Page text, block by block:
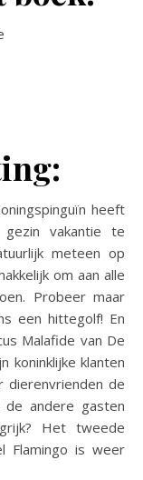
heeft
vakantie te
meteen op
om aan alle
Probeer maar
een hittegolf! En
Malafide van De
koninklijke klanten
dierenvrienden de
de andere gasten
Het tweede
Flamingo is weer